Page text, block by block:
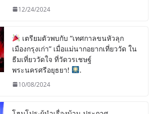
12/24/2024
เตรียมตัวพบกับ “เทศกาลขนหัวลุก
เมืองกรุงเก่า” เมื่อแม่นากอยากเที่ยววัด ใน
ธีมเที่ยววัดใจ ที่วัดวรเชษฐ์
พระนครศรีอยุธยา!
.
10/08/2024